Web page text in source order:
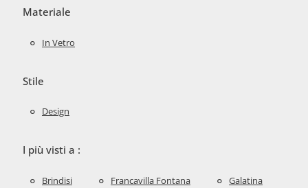
Materiale
In Vetro
Stile
Design
I più visti a :
Brindisi Francavilla Fontana Galatina